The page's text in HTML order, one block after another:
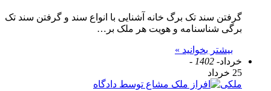
گرفتن سند تک برگ خانه آشنایی با انواع سند و گرفتن سند تک
برگی شناسنامه و هویت هر ملک بر…
بیشتر بخوانید »
خرداد- 1402 -
25 خرداد
ملکی